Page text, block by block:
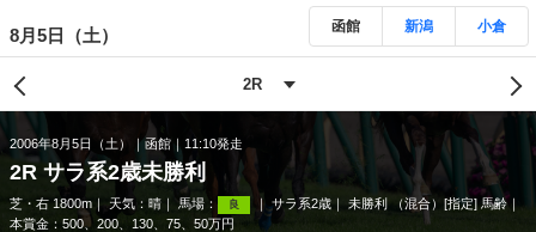
8月5日（土） 函館 新潟 小倉
2006年8月5日（土） 函館 11:10発走
2R サラ系2歳未勝利
芝・右 1800m 天気： 晴 馬場： 良 サラ系2歳
未勝利 （混合）[指定] 馬齢
本賞金：500、200、130、75、50万円